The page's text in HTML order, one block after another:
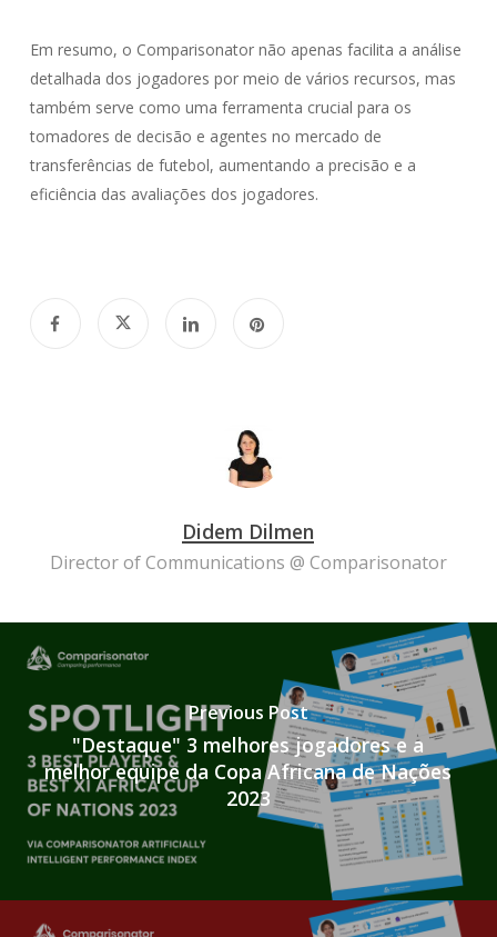
Em resumo, o Comparisonator não apenas facilita a análise
detalhada dos jogadores por meio de vários recursos, mas
também serve como uma ferramenta crucial para os
tomadores de decisão e agentes no mercado de
transferências de futebol, aumentando a precisão e a
eficiência das avaliações dos jogadores.
Didem Dilmen
Director of Communications @ Comparisonator
Previous Post
"Destaque" 3 melhores jogadores e a
melhor equipe da Copa Africana de Nações
2023